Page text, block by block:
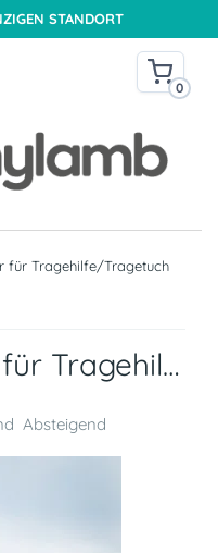
STANDORT
0
für Tragehilfe/Tragetuch
Babytragecover für Tragehilfe/Tragetuch
Absteigend